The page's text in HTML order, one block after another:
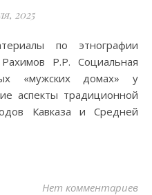
2025
Р.Р. Социальная
«мужских домах» у
аспекты традиционной
Кавказа и Средней
Нет комментариев